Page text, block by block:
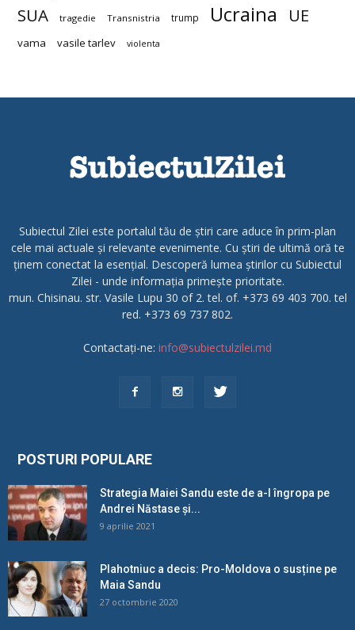
SUA tragedie Transnistria trump Ucraina UE
vama vasile tarlev violenta
Subiectul Zilei este portalul tău de știri care aduce în prim-plan
cele mai actuale și relevante evenimente. Cu știri de ultimă oră te
ținem conectat la esențial. Descoperă lumea știrilor cu Subiectul
Zilei - unde informația primește prioritate.
mun. Chisinau. str. Vasile Lupu 30 of 2. tel. of. +373 69 403 700. tel
red. +373 69 737 802.
Contactați-ne: info@subiectulzilei.md
POSTURI POPULARE
Strategia Maiei Sandu este de a-l îngropa pe
Andrei Năstase și...
9 aprilie 2021
Plahotniuc a decis: Pro-Moldova o susține pe
Maia Sandu
27 octombrie 2020